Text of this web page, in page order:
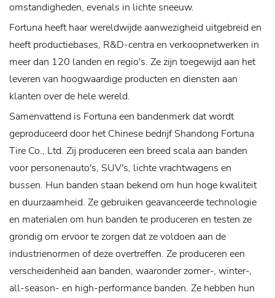
omstandigheden, evenals in lichte sneeuw.
Fortuna heeft haar wereldwijde aanwezigheid uitgebreid en
heeft productiebases, R&D-centra en verkoopnetwerken in
meer dan 120 landen en regio's. Ze zijn toegewijd aan het
leveren van hoogwaardige producten en diensten aan
klanten over de hele wereld.
Samenvattend is Fortuna een bandenmerk dat wordt
geproduceerd door het Chinese bedrijf Shandong Fortuna
Tire Co., Ltd. Zij produceren een breed scala aan banden
voor personenauto's, SUV's, lichte vrachtwagens en
bussen. Hun banden staan ​​bekend om hun hoge kwaliteit
en duurzaamheid. Ze gebruiken geavanceerde technologie
en materialen om hun banden te produceren en testen ze
grondig om ervoor te zorgen dat ze voldoen aan de
industrienormen of deze overtreffen. Ze produceren een
verscheidenheid aan banden, waaronder zomer-, winter-,
all-season- en high-performance banden. Ze hebben hun